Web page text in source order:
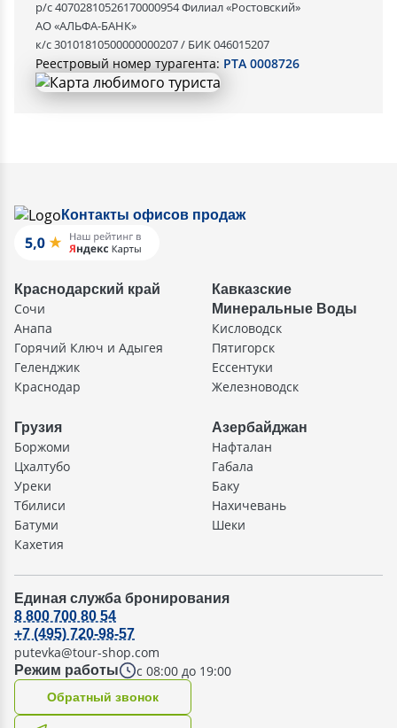
р/с 40702810526170000954 Филиал «Ростовский»
АО «АЛЬФА-БАНК»
к/с 30101810500000000207 / БИК 046015207
Реестровый номер турагента: РТА 0008726
Контакты офисов продаж
Краснодарский край
Сочи
Анапа
Горячий Ключ и Адыгея
Геленджик
Краснодар
Кавказские
Минеральные Воды
Кисловодск
Пятигорск
Ессентуки
Железноводск
Грузия
Боржоми
Цхалтубо
Уреки
Тбилиси
Батуми
Кахетия
Азербайджан
Нафталан
Габала
Баку
Нахичевань
Шеки
Единая служба бронирования
Режим работы с 08:00 до 19:00
8 800 700 80 54
+7 (495) 720-98-57
putevka@tour-shop.com
Oбратный звонок